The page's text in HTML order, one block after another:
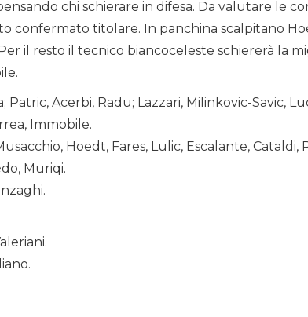
chi schierare in difesa. Da valutare le
confermato titolare. In panchina scalpitano
il resto il tecnico biancoceleste schiererà la
Patric, Acerbi, Radu; Lazzari, Milinkovic-Savic,
Immobile.
Hoedt, Fares, Lulic, Escalante, Cataldi,
Muriqi.